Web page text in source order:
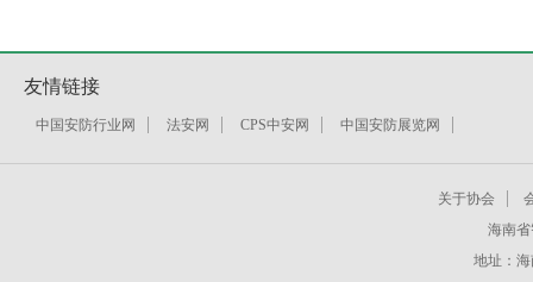
友情链接
中国安防行业网 法安网 CPS中安网 中国安防展览网
关于协会
海南
地址：